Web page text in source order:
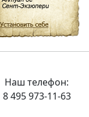
Наш телефон:
8 495 973-11-63